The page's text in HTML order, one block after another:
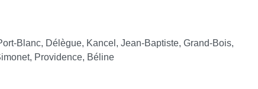
Blanc, Délègue, Kancel, Jean-Baptiste, Grand-Bois,
Providence, Béline